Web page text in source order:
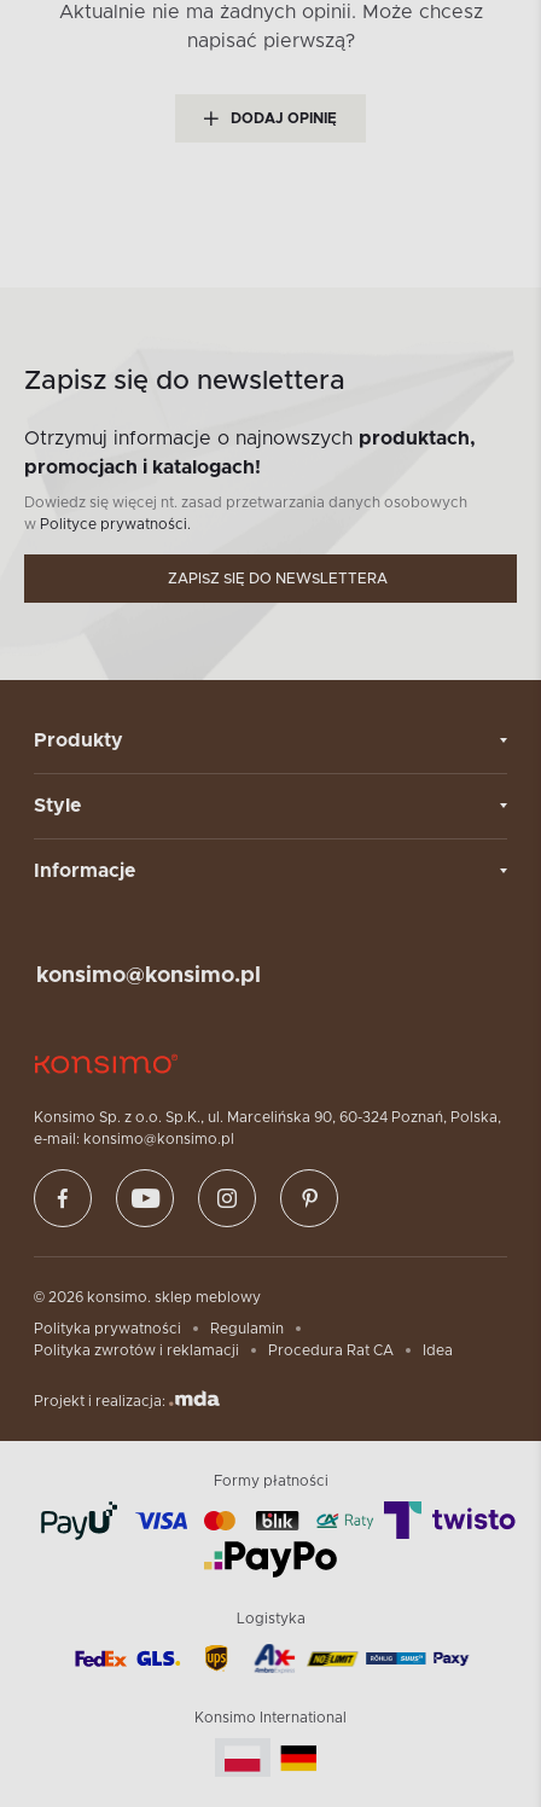
Aktualnie nie ma żadnych opinii. Może chcesz
napisać pierwszą?
DODAJ OPINIĘ
Zapisz się do newslettera
Otrzymuj informacje o najnowszych produktach,
promocjach i katalogach!
Dowiedz się więcej nt. zasad przetwarzania danych osobowych
w Polityce prywatności.
ZAPISZ SIĘ DO NEWSLETTERA
Produkty
Style
Informacje
Konsimo Sp. z o.o. Sp.K., ul. Marcelińska 90, 60-324 Poznań, Polska,
e-mail: konsimo@konsimo.pl
konsimo@konsimo.pl
© 2026 konsimo. sklep meblowy
Polityka prywatności
Regulamin
Polityka zwrotów i reklamacji
Procedura Rat CA Idea
Projekt i realizacja:
Formy płatności
Logistyka
Konsimo International